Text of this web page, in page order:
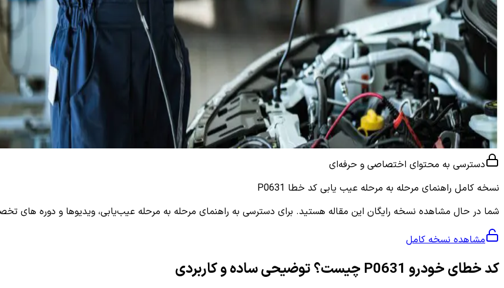
دسترسی به محتوای اختصاصی و حرفه‌ای
نسخه کامل راهنمای مرحله به مرحله عیب یابی کد خطا P0631
شما در حال مشاهده نسخه رایگان این مقاله هستید. برای دسترسی به راهنمای مرحله به مرحله عیب‌یابی، ویدیوها و دوره های
مشاهده نسخه کامل
کد خطای خودرو P0631 چیست؟ توضیحی ساده و کاربردی